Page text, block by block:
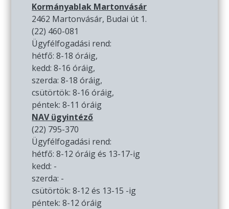
Kormányablak Martonvásár
2462 Martonvásár, Budai út 1.
(22) 460-081
Ügyfélfogadási rend:
hétfő: 8-18 óráig,
kedd: 8-16 óráig,
szerda: 8-18 óráig,
csütörtök: 8-16 óráig,
péntek: 8-11 óráig
NAV ügyintéző
(22) 795-370
Ügyfélfogadási rend:
hétfő: 8-12 óráig és 13-17-ig
kedd: -
szerda: -
csütörtök: 8-12 és 13-15 -ig
péntek: 8-12 óráig